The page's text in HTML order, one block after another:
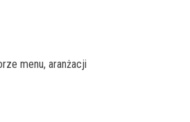
menu, aranżacji